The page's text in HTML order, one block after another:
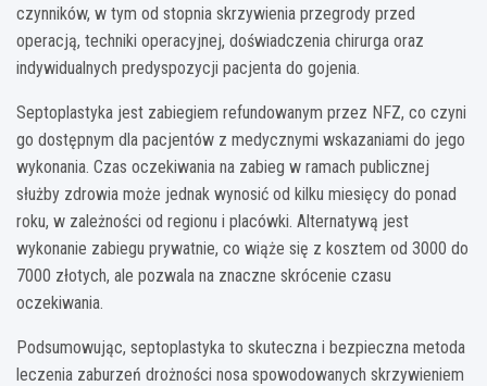
czynników, w tym od stopnia skrzywienia przegrody przed
operacją, techniki operacyjnej, doświadczenia chirurga oraz
indywidualnych predyspozycji pacjenta do gojenia.
Septoplastyka jest zabiegiem refundowanym przez NFZ, co czyni
go dostępnym dla pacjentów z medycznymi wskazaniami do jego
wykonania. Czas oczekiwania na zabieg w ramach publicznej
służby zdrowia może jednak wynosić od kilku miesięcy do ponad
roku, w zależności od regionu i placówki. Alternatywą jest
wykonanie zabiegu prywatnie, co wiąże się z kosztem od 3000 do
7000 złotych, ale pozwala na znaczne skrócenie czasu
oczekiwania.
Podsumowując, septoplastyka to skuteczna i bezpieczna metoda
leczenia zaburzeń drożności nosa spowodowanych skrzywieniem